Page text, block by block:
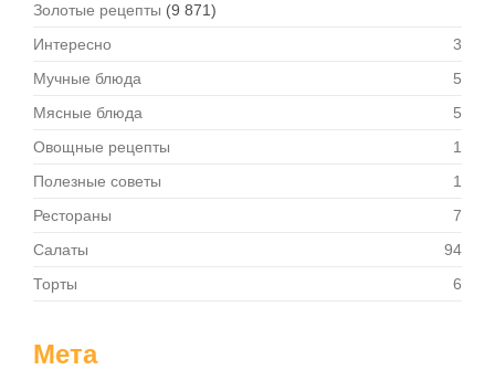
Золотые рецепты (9 871)
Интересно
3
Мучные блюда
5
Мясные блюда
5
Овощные рецепты
1
Полезные советы
1
Рестораны
7
Салаты
94
Торты
6
Мета